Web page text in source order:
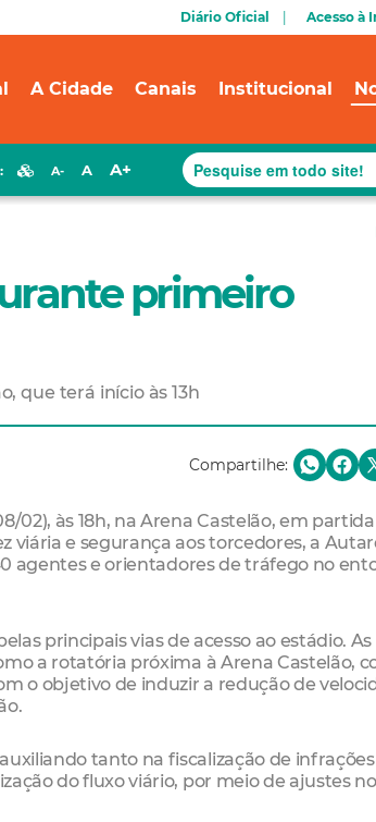
Diário Oficial Acesso à
A Cidade Canais Institucional
A- A A+
primeiro
que terá início às 13h
Compartilhe:
às 18h, na Arena Castelão, em
viária e segurança aos torcedores, a
agentes e orientadores de tráfego no
principais vias de acesso ao estádio.
a rotatória próxima à Arena Castelão,
o objetivo de induzir a redução de
tanto na fiscalização de
do fluxo viário, por meio de ajustes